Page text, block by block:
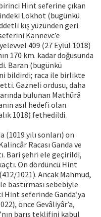
Hint seferine çıkan
Lokhot (bugünkü
kış yüzünden geri
Kannevc’e
409 (27 Eylül 1018)
170 km. kadar doğusunda
Baran (bugünkü
bildirdi; raca ile birlikte
Gazneli ordusu, daha
bulunan Mathûrâ
asıl hedefi olan
1018) fethedildi.
(1019 yılı sonları) on
Racası Ganda ve
Bari şehri ele geçirildi,
On dördüncü Hint
1021). Ancak Mahmud,
bastırması sebebiyle
Hint seferinde Ganda’ya
önce Gevâliyâr’a,
barış teklifini kabul